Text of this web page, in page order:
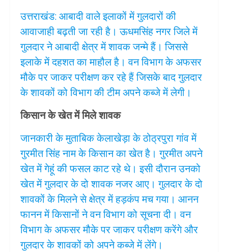
उत्तराखंड: आबादी वाले इलाकों में गुलदारों की
आवाजाही बढ़ती जा रही है। ऊधमसिंह नगर जिले में
गुलदार ने आबादी क्षेत्र में शावक जन्मे हैं। जिससे
इलाके में दहशत का माहौल है। वन विभाग के अफसर
मौके पर जाकर परीक्षण कर रहे हैं जिसके बाद गुलदार
के शावकों को विभाग की टीम अपने कब्जे में लेगी।
किसान के खेत में मिले शावक
जानकारी के मुताबिक केलाखेड़ा के ठोठ्रपुरा गांव में
गुरमीत सिंह नाम के किसान का खेत है। गुरमीत अपने
खेत में गेहूं की फसल काट रहे थे। इसी दौरान उनको
खेत में गुलदार के दो शावक नजर आए। गुलदार के दो
शावकों के मिलने से क्षेत्र में हड़कंप मच गया। आनन
फानन में किसानों ने वन विभाग को सूचना दी। वन
विभाग के अफसर मौके पर जाकर परीक्षण करेंगे और
गुलदार के शावकों को अपने कब्जे में लेंगे।